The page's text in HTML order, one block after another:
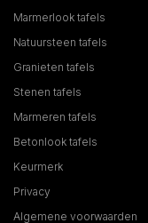
Marmerlook tafels
Natuursteen tafels
Granieten tafels
Stenen tafels
Marmeren tafels
Betonlook tafels
Keurmerk
Privacy
Algemene voorwaarden